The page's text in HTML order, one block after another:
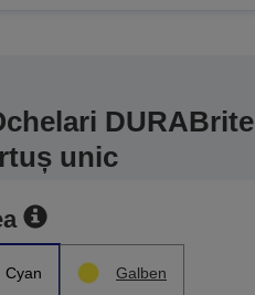
DURABrite
unic
Cyan Galben